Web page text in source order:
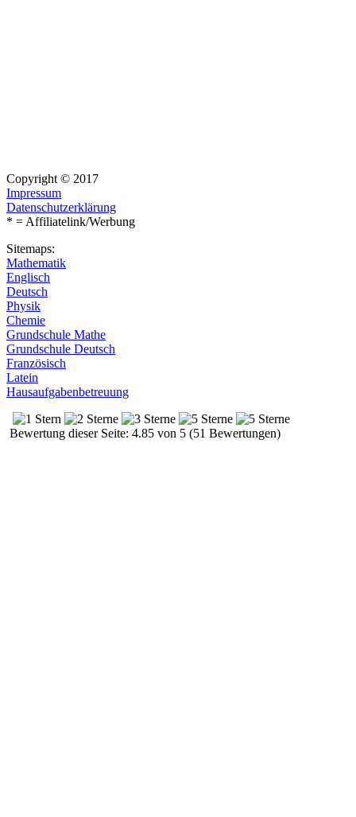
Copyright © 2017
Impressum
Datenschutzerklärung
* = Affiliatelink/Werbung
Sitemaps:
Mathematik
Englisch
Deutsch
Physik
Chemie
Grundschule Mathe
Grundschule Deutsch
Französisch
Latein
Hausaufgabenbetreuung
Bewertung dieser Seite: 4.85 von 5 (51 Bewertungen)